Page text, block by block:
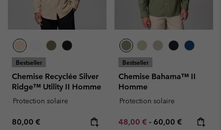
Bestseller
Chemise Recyclée Silver
Ridge™ Utility II Homme
Protection solaire
Regular price:
80,00 €
Bestseller
Chemise Bahama™ II
Homme
Protection solaire
Minimum sale price:
48,00 € - Maximum price:
60,00 €